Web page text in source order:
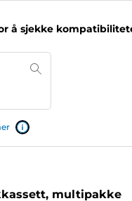
å sjekke
multipakke